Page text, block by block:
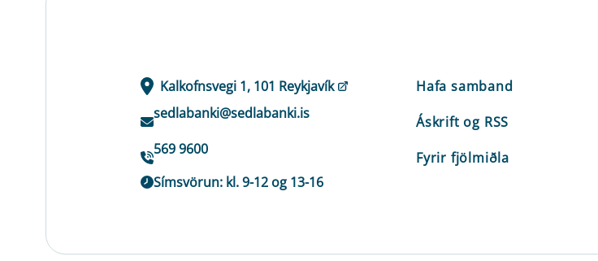
Kalkofnsvegi 1, 101 Reykjavík
sedlabanki@sedlabanki.is
569 9600
Símsvörun: kl. 9-12 og 13-16
Hafa samband
Áskrift og RSS
Fyrir fjölmiðla